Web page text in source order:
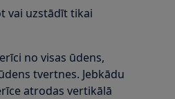
vai uzstādīt tikai
no visas ūdens,
tvertnes. Jebkādu
atrodas vertikālā